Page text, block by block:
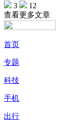
3
12
查看更多文章
首页
专题
科技
手机
出行